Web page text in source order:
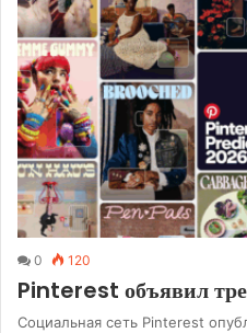
0 120
Pinterest объявил
Социальная сеть Pinterest